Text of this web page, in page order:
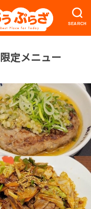
SEARCH
定メニュー